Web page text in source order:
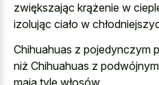
zwiększając krążenie w
izolując ciało w
Chihuahuas z pojedynczym
niż Chihuahuas z
mają tyle włosów.